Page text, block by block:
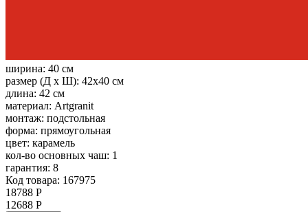
ширина: 40 см
размер (Д х Ш): 42x40 см
длина: 42 см
материал: Artgranit
монтаж: подстольная
форма: прямоугольная
цвет: карамель
кол-во основных чаш: 1
гарантия: 8
Код товара: 167975
18788 Р
12688 Р